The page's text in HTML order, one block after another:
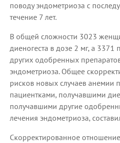
поводу эндометриоза с
течение 7 лет.
В общей сложности 3023
диеногеста в дозе 2 мг, а 3371
других одобренных
эндометриоза. Общее
рисков новых случаев анемии
пациентками, получавшими
получавшими другие
лечения эндометриоза,
Скорректированное